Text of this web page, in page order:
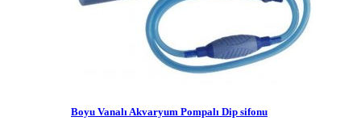
Boyu Vanalı Akvaryum Pompalı Dip sifonu